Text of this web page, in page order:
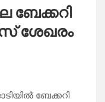
ബേക്കറി
ശേഖരം
ബേക്കറി